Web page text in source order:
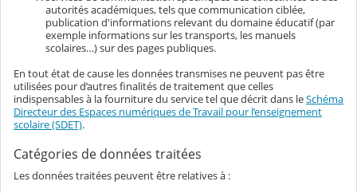
autorités académiques, tels que communication ciblée,
publication d'informations relevant du domaine éducatif (par
exemple informations sur les transports, les manuels
scolaires…) sur des pages publiques.
En tout état de cause les données transmises ne peuvent pas être
utilisées pour d’autres finalités de traitement que celles
indispensables à la fourniture du service tel que décrit dans leSchéma
Directeur des Espaces numériques de Travail pour l’enseignement
scolaire (SDET).
Catégories de données traitées
Les données traitées peuvent être relatives à :